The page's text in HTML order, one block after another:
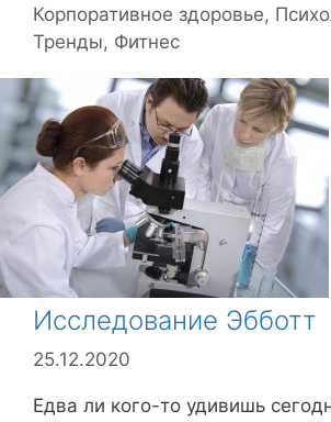
у
б
и
к
и
Корпоративное здоровье,
Тренды, Фитнес
Исследование Эбботт
25.12.2020
Едва ли кого-то удивишь